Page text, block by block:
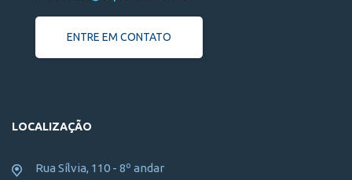
ENTRE EM CONTATO
LOCALIZAÇÃO
Rua Sílvia, 110 - 8º andar